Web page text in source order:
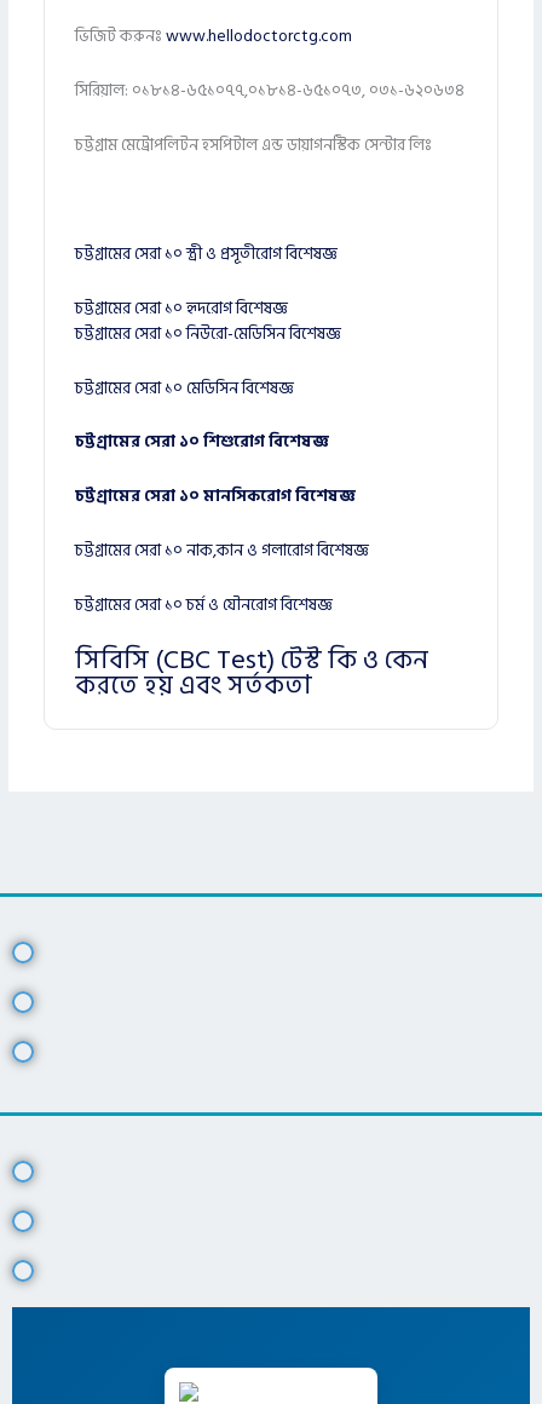
ভিজিট করুনঃwww.hellodoctorctg.com
সিরিয়াল: ০১৮১৪-৬৫১০৭৭,০১৮১৪-৬৫১০৭৩, ০৩১-৬২০৬৩৪
চট্টগ্রাম মেট্রোপলিটন হসপিটাল এন্ড ডায়াগনস্টিক সেন্টার লিঃ
চট্টগ্রামের সেরা ১০ স্ত্রী ও প্রসূতীরোগ বিশেষজ্ঞ
চট্টগ্রামের সেরা ১০ হৃদরোগ বিশেষজ্ঞ
চট্টগ্রামের সেরা ১০ নিউরো-মেডিসিন বিশেষজ্ঞ
চট্টগ্রামের সেরা ১০ মেডিসিন বিশেষজ্ঞ
চট্টগ্রামের সেরা ১০ শিশুরোগ বিশেষজ্ঞ
চট্টগ্রামের সেরা ১০ মানসিকরোগ বিশেষজ্ঞ
চট্টগ্রামের সেরা ১০ নাক,কান ও গলারোগ বিশেষজ্ঞ
চট্টগ্রামের সেরা ১০ চর্ম ও যৌনরোগ বিশেষজ্ঞ
সিবিসি (CBC Test) টেস্ট কি ও কেন
করতে হয় এবং সর্তকতা